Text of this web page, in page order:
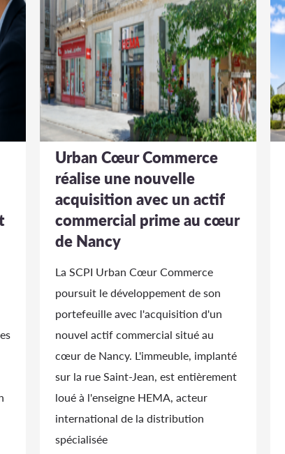
Urban Cœur Commerce
réalise une nouvelle
acquisition avec un actif
commercial prime au cœur
de Nancy
La SCPI Urban Cœur Commerce
poursuit le développement de son
portefeuille avec l'acquisition d'un
nouvel actif commercial situé au
cœur de Nancy. L'immeuble, implanté
sur la rue Saint-Jean, est entièrement
loué à l'enseigne HEMA, acteur
international de la distribution
spécialisée